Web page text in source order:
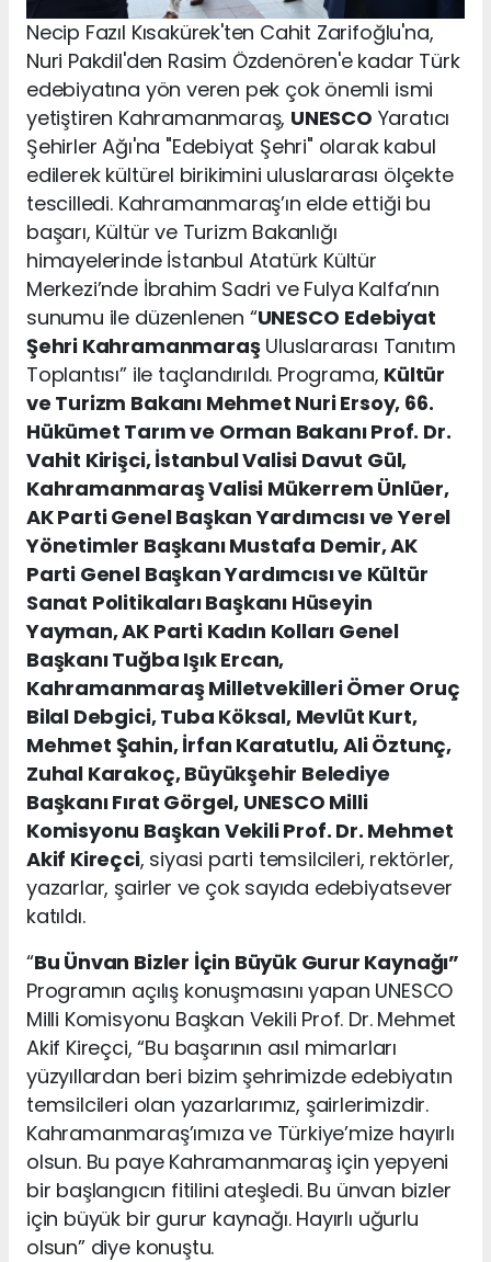
Necip Fazıl Kısakürek'ten Cahit Zarifoğlu'na,
Nuri Pakdil'den Rasim Özdenören'e kadar Türk
edebiyatına yön veren pek çok önemli ismi
yetiştiren Kahramanmaraş, UNESCO Yaratıcı
Şehirler Ağı'na "Edebiyat Şehri" olarak kabul
edilerek kültürel birikimini uluslararası ölçekte
tescilledi. Kahramanmaraş’ın elde ettiği bu
başarı, Kültür ve Turizm Bakanlığı
himayelerinde İstanbul Atatürk Kültür
Merkezi’nde İbrahim Sadri ve Fulya Kalfa’nın
sunumu ile düzenlenen “UNESCO Edebiyat
Şehri KahramanmaraşUluslararası Tanıtım
Toplantısı” ile taçlandırıldı. Programa, Kültür
ve Turizm Bakanı Mehmet Nuri Ersoy, 66.
Hükümet Tarım ve Orman Bakanı Prof. Dr.
Vahit Kirişci, İstanbul Valisi Davut Gül,
Kahramanmaraş Valisi Mükerrem Ünlüer,
AK Parti Genel Başkan Yardımcısı ve Yerel
Yönetimler Başkanı Mustafa Demir, AK
Parti Genel Başkan Yardımcısı ve Kültür
Sanat Politikaları Başkanı Hüseyin
Yayman, AK Parti Kadın Kolları Genel
Başkanı Tuğba Işık Ercan,
Kahramanmaraş Milletvekilleri Ömer Oruç
Bilal Debgici, Tuba Köksal, Mevlüt Kurt,
Mehmet Şahin, İrfan Karatutlu, Ali Öztunç,
Zuhal Karakoç, Büyükşehir Belediye
Başkanı Fırat Görgel, UNESCO Milli
Komisyonu Başkan Vekili Prof. Dr. Mehmet
Akif Kireçci, siyasi parti temsilcileri, rektörler,
yazarlar, şairler ve çok sayıda edebiyatsever
katıldı.
“Bu Ünvan Bizler İçin Büyük Gurur Kaynağı”
Programın açılış konuşmasını yapan UNESCO
Milli Komisyonu Başkan Vekili Prof. Dr. Mehmet
Akif Kireçci, “Bu başarının asıl mimarları
yüzyıllardan beri bizim şehrimizde edebiyatın
temsilcileri olan yazarlarımız, şairlerimizdir.
Kahramanmaraş’ımıza ve Türkiye’mize hayırlı
olsun. Bu paye Kahramanmaraş için yepyeni
bir başlangıcın fitilini ateşledi. Bu ünvan bizler
için büyük bir gurur kaynağı. Hayırlı uğurlu
olsun” diye konuştu.